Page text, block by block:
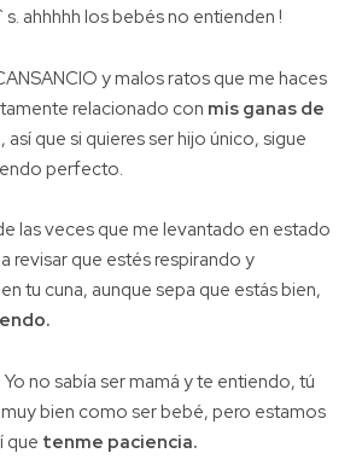
ahhhhh los bebés no entienden !
y malos ratos que me haces
relacionado con mis ganas de
, así que si quieres ser hijo único, sigue
perfecto.
las veces que me levantado en estado
revisar que estés respirando y
tu cuna, aunque sepa que estás bien,
no sabía ser mamá y te entiendo, tú
bien como ser bebé, pero estamos
que tenme paciencia.